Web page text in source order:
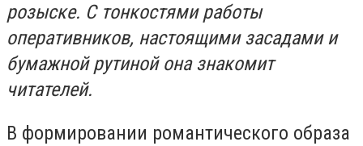
розыске. С тонкостями работы
оперативников, настоящими засадами и
бумажной рутиной она знакомит
читателей.
В формировании романтического образа